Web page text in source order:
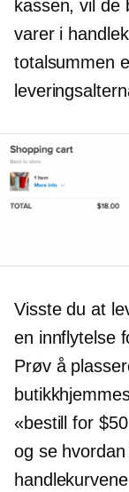
kassen, vil de
varer i
totalsummen
Visste du at
en innflytelse
Prøv å
«bestill for
og se